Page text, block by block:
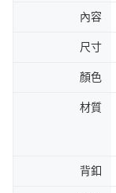
內容
尺寸
顏色
材質
背釦